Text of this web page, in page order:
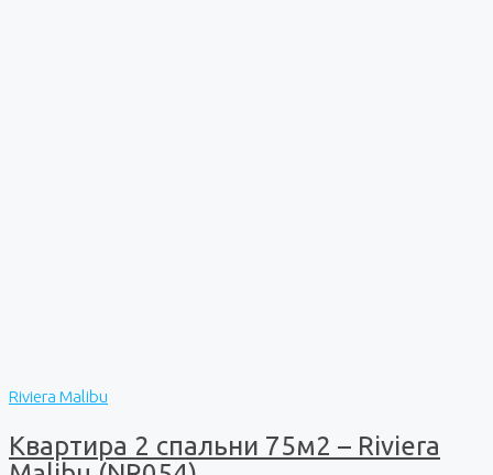
Riviera Malibu
Квартира 2 спальни 75м2 – Riviera